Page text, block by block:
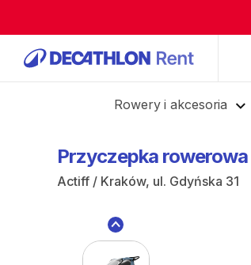
Rowery i akcesoria
Przyczepka rowerowa
Actiff / Kraków, ul. Gdyńska 31